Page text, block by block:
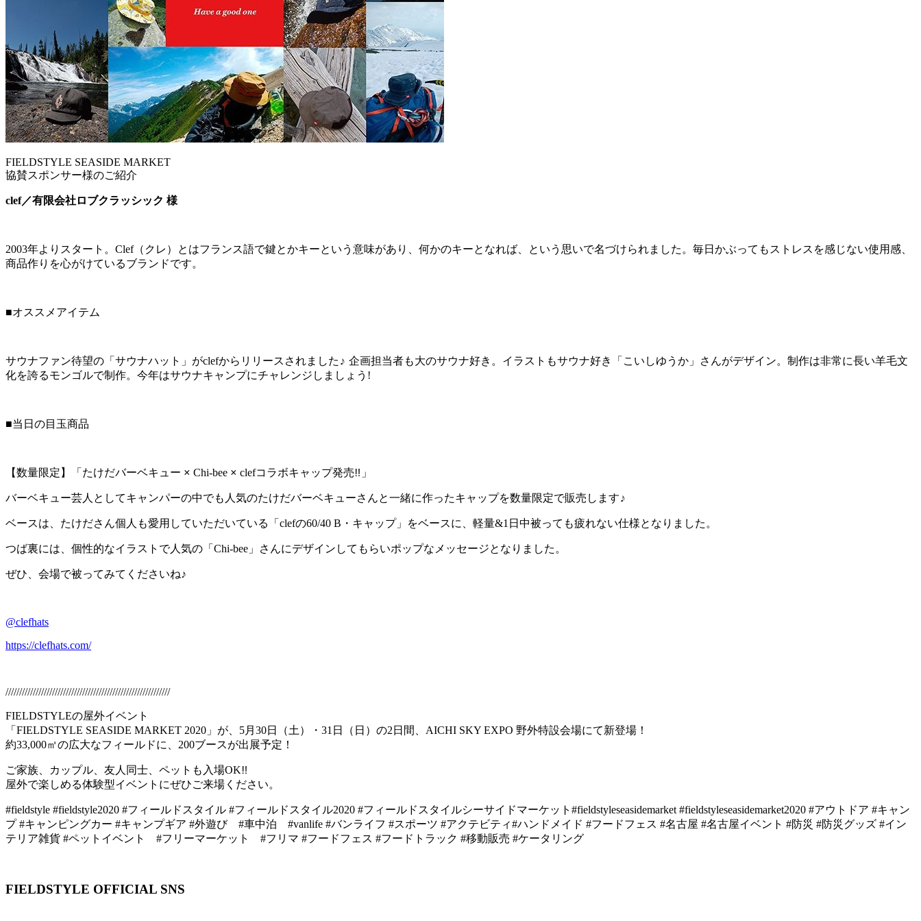
FIELDSTYLE SEASIDE MARKET
協賛スポンサー様のご紹介
clef／有限会社ロブクラッシック 様
2003年よりスタート。 Clef（クレ）とはフランス語で鍵とかキーという意味があり、何かのキーとなれば、という思いで名づけられました。毎日かぶってもストレスを感じない使用感、
商品作りを心がけているブランドです。
■オススメアイテム
サウナファン待望の「サウナハット」がclefからリリースされました ♪ 企画担当者も大のサウナ好き。イラストもサウナ好き「こいしゆうか」さんがデザイン。制作は非常に長い羊毛文
化を誇るモンゴルで制作。今年はサウナキャンプにチャレンジしましょう !
■当日の目玉商品
【数量限定】「たけだバーベキュー × Chi-bee × clefコラボキャップ発売‼ 」
バーベキュー芸人としてキャンパーの中でも人気のたけだバーベキューさんと一緒に作ったキャップを数量限定で販売します♪
ベースは、たけださん個人も愛用していただいている「 clefの60/40 B ・キャップ」をベースに、軽量&1 日中被っても疲れない仕様となりました。
つば裏には、個性的なイラストで人気の「 Chi-bee 」さんにデザインしてもらいポップなメッセージとなりました。
ぜひ、会場で被ってみてくださいね♪
@clefhats
https://clefhats.com/
////////////////////////////////////////////////////////////
FIELDSTYLEの屋外イベント
「 FIELDSTYLE SEASIDE MARKET 2020 」が、 5月 30日（土）・ 31 日（日）の2 日間、 AICHI SKY EXPO 野外特設会場にて新登場！
約33,000㎡の広大なフィールドに、 200ブースが出展予定！
ご家族、カップル、友人同士、ペットも入場OK‼️
屋外で楽しめる体験型イベントにぜひご来場ください。
#fieldstyle #fieldstyle2020 #フィールドスタイル #フィールドスタイル2020 #フィールドスタイルシーサイドマーケット #fieldstyleseasidemarket #fieldstyleseasidemarket2020 #アウトドア #キャン
プ#キャンピングカー #キャンプギア #外遊び #車中泊 #vanlife #バンライフ #スポーツ #アクテビティ#ハンドメイド #フードフェス #名古屋 #名古屋イベント #防災 #防災グッズ #イン
テリア雑貨 #ペットイベント #フリーマーケット #フリマ #フードフェス #フードトラック #移動販売 #ケータリング
FIELDSTYLE OFFICIAL SNS